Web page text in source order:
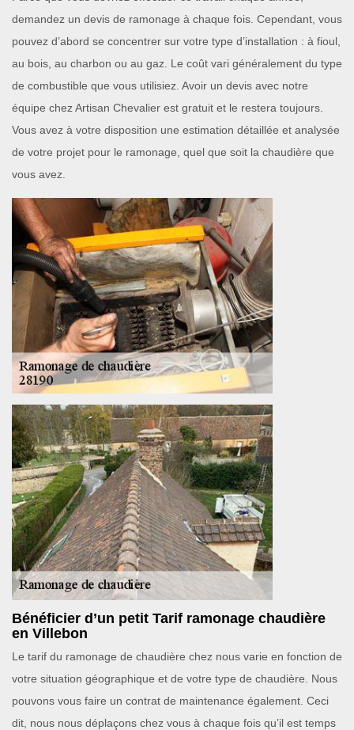
demandez un devis de ramonage à chaque fois. Cependant, vous
pouvez d’abord se concentrer sur votre type d’installation : à fioul,
au bois, au charbon ou au gaz. Le coût vari généralement du type
de combustible que vous utilisiez. Avoir un devis avec notre
équipe chez Artisan Chevalier est gratuit et le restera toujours.
Vous avez à votre disposition une estimation détaillée et analysée
de votre projet pour le ramonage, quel que soit la chaudière que
vous avez.
Bénéficier d’un petit Tarif ramonage chaudière
en Villebon
Le tarif du ramonage de chaudière chez nous varie en fonction de
votre situation géographique et de votre type de chaudière. Nous
pouvons vous faire un contrat de maintenance également. Ceci
dit, nous nous déplaçons chez vous à chaque fois qu’il est temps